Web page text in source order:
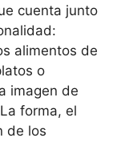
cuenta junto
alimentos de
o
imagen de
forma, el
de los